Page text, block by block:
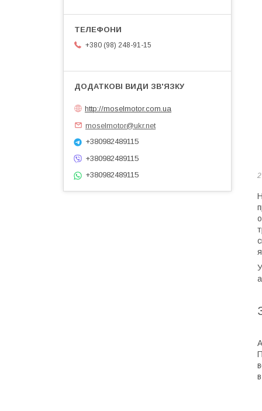
+380 (98) 248-91-15
http://moselmotor.com.ua
moselmotor@ukr.net
+380982489115
+380982489115
+380982489115